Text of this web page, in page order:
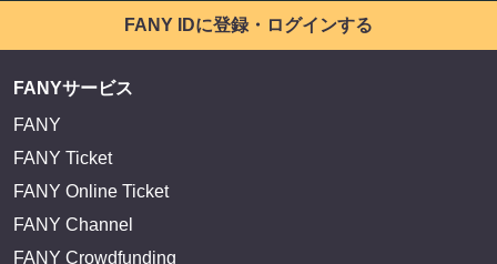
FANY IDに登録・ログインする
FANYサービス
FANY
FANY Ticket
FANY Online Ticket
FANY Channel
FANY Crowdfunding